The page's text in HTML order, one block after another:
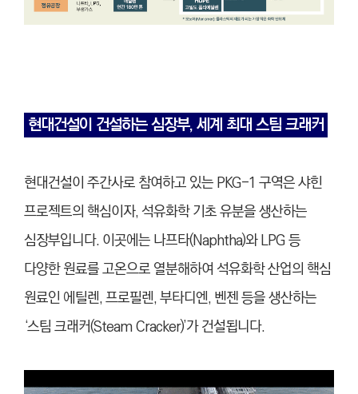
현대건설이 건설하는 심장부, 세계 최대 스팀 크래커
현대건설이 주간사로 참여하고 있는 PKG-1 구역은 샤힌
프로젝트의 핵심이자, 석유화학 기초 유분을 생산하는
심장부입니다. 이곳에는 나프타(Naphtha)와 LPG 등
다양한 원료를 고온으로 열분해하여 석유화학 산업의 핵심
원료인 에틸렌, 프로필렌, 부타디엔, 벤젠 등을 생산하는
‘스팀 크래커(Steam Cracker)’가 건설됩니다.